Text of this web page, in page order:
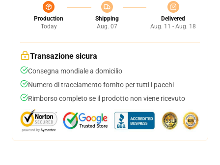
Production
Today
Shipping
Aug. 07
Delivered
Aug. 11 - Aug. 18
Transazione sicura
Consegna mondiale a domicilio
Numero di tracciamento fornito per tutti i pacchi
Rimborso completo se il prodotto non viene ricevuto